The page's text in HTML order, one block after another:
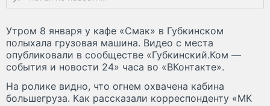
Утром 8 января у кафе «Смак» в Губкинском
полыхала грузовая машина. Видео с места
опубликовали в сообществе «Губкинский.Ком —
события и новости 24» часа во «ВКонтакте».
На ролике видно, что огнем охвачена кабина
большегруза. Как рассказали корреспонденту «МК